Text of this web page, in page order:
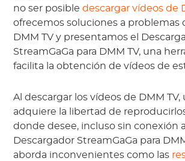
no ser posibledescargar vídeos de
ofrecemos soluciones a problemas
DMM TV y presentamos el
StreamGaGa para DMM TV, una
facilita la obtención de vídeos de
Al descargar los vídeos de DMM TV,
adquiere la libertad de
donde desee, incluso sin conexión
Descargador StreamGaGa para
aborda inconvenientes como las